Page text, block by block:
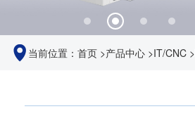
当前位置： 首页 >产品中心 >IT/CNC >